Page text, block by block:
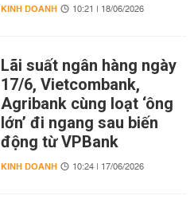
KINH DOANH 10:21 | 18/06/2026
Lãi suất ngân hàng ngày
17/6, Vietcombank,
Agribank cùng loạt ‘ông
lớn’ đi ngang sau biến
động từ VPBank
KINH DOANH 10:24 | 17/06/2026